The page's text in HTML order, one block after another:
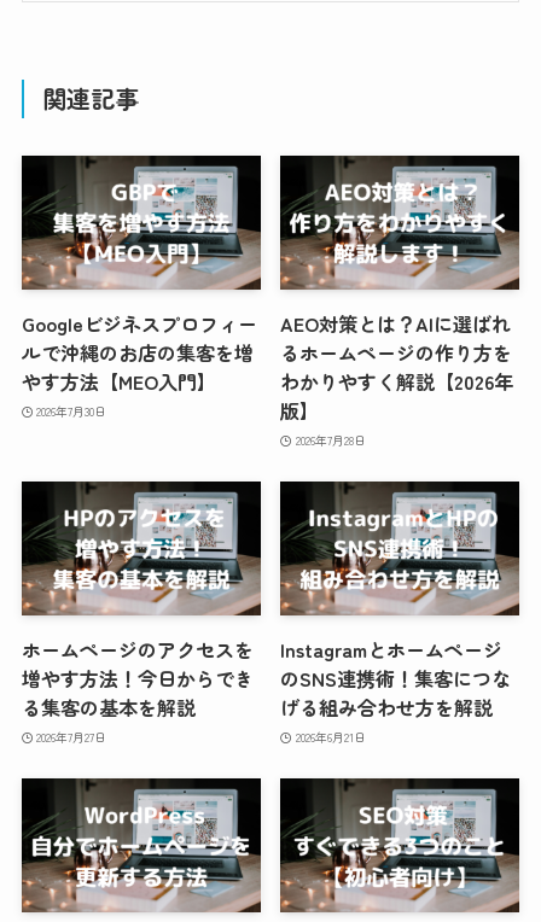
関連記事
Googleビジネスプロフィー
ルで沖縄のお店の集客を増
やす方法【MEO入門】
2026年7月30日
AEO対策とは？AIに選ばれ
るホームページの作り方を
わかりやすく解説【2026年
版】
2026年7月28日
ホームページのアクセスを
増やす方法！今日からでき
る集客の基本を解説
2026年7月27日
Instagramとホームページ
のSNS連携術！集客につな
げる組み合わせ方を解説
2026年6月21日